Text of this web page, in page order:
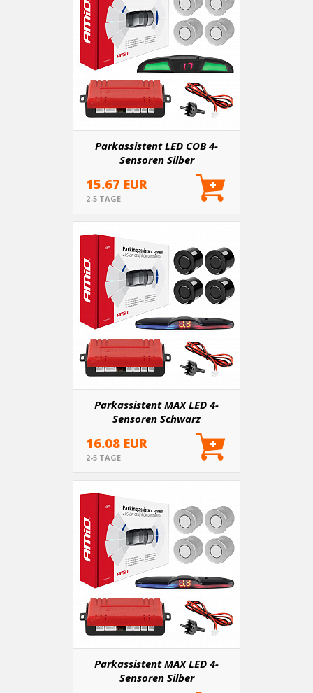
Parkassistent LED COB 4-
Sensoren Silber
15.67 EUR
2-5 TAGE
Parkassistent MAX LED 4-
Sensoren Schwarz
16.08 EUR
2-5 TAGE
Parkassistent MAX LED 4-
Sensoren Silber